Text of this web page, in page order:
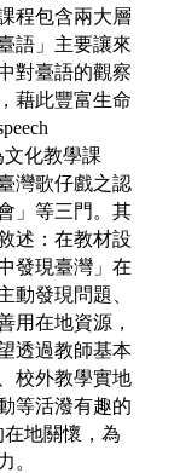
程包含兩大層
語」主要讓來
對臺語的觀察
藉此豐富生命
化教學課
灣歌仔戲之認
」等三門。其
述：在教材設
發現臺灣」在
動發現問題、
用在地資源，
透過教師基本
校外教學實地
等活潑有趣的
地關懷，為
。